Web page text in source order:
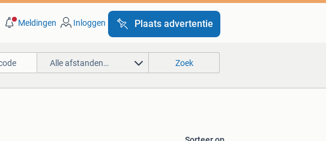
Meldingen Inloggen Plaats advertentie
Alle afstanden… Zoek